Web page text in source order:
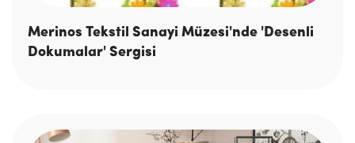
Merinos Tekstil Sanayi Müzesi'nde 'Desenli
Dokumalar' Sergisi